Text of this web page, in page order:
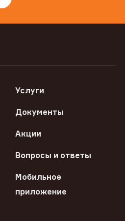
Услуги
Документы
Акции
Вопросы и ответы
Мобильное
приложение